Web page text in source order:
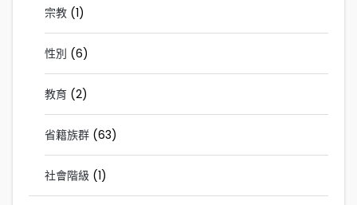
宗教 (1)
性別 (6)
教育 (2)
省籍族群 (63)
社會階級 (1)